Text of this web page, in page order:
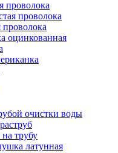
проволока
проволока
оцинкованная
очистки воды
трубу
латунная